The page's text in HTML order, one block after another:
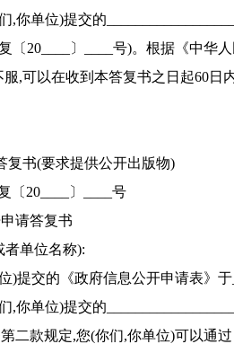
,你单位)提交的
〔20____〕____号)。根据《中
,可以在收到本答复书之日起60日
复书(要求提供公开出版物)
〔20____〕____号
请答复书
者单位名称):
)提交的《政府信息公开申请表》于
,你单位)提交的
第二款规定,您(你们,你单位)可以